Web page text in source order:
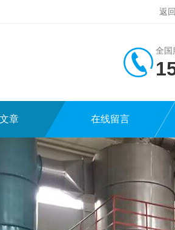
返
全国
章 在线留言